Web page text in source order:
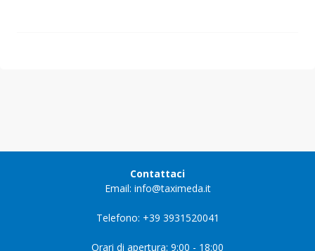
Contattaci
Email: info@taximeda.it
Telefono: +39 3931520041
Orari di apertura: 9:00 - 18:00